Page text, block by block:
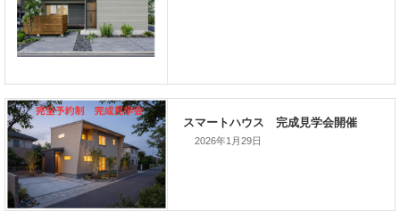
次の記事
家づくりこぼれ話！
2026年1月29日